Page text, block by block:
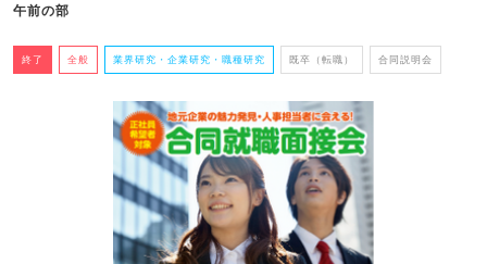
午前の部
終了 全般 業界研究・企業研究・職種研究 既卒（転職） 合同説明会